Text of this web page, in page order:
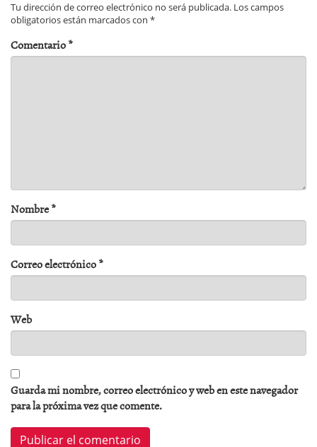
Tu dirección de correo electrónico no será publicada. Los campos
obligatorios están marcados con *
Comentario*
Nombre*
Correo electrónico*
Web
Guarda mi nombre, correo electrónico y web en este navegador
para la próxima vez que comente.